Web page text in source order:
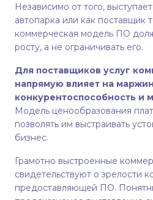
Независимо от того,
автопарка или как поставщик
коммерческая модель ПО
росту, а не ограничивать его.
Для поставщиков услуг
напрямую влияет на
конкурентоспособность и
Модель ценообразования
позволять им выстраивать
бизнес.
Грамотно выстроенные
свидетельствуют о зрелости
предоставляющей ПО.